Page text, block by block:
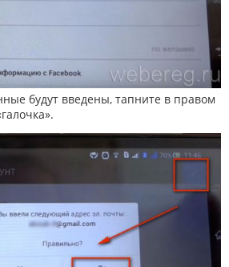
будут введены, тапните в правом